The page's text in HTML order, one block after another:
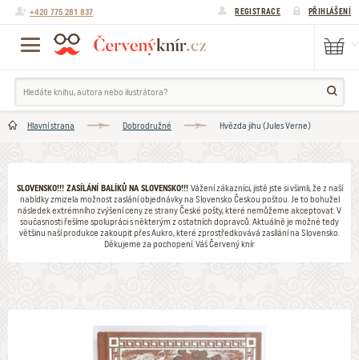
+420 775 281 837 REGISTRACE PŘIHLÁŠENÍ
Hlavní strana Dobrodružné Hvězda jihu (Jules Verne)
SLOVENSKO!!! ZASÍLÁNÍ BALÍKŮ NA SLOVENSKO!!! Vážení zákazníci, jistě jste si všimli, že z naší
nabídky zmizela možnost zaslání objednávky na Slovensko Českou poštou. Je to bohužel
následek extrémního zvýšení ceny ze strany České pošty, které nemůžeme akceptovat. V
současnosti řešíme spolupráci s některým z ostatních dopravců. Aktuálně je možné tedy
většinu naší produkce zakoupit přes Aukro, které zprostředkovává zasílání na Slovensko.
Děkujeme za pochopení. Váš Červený knír